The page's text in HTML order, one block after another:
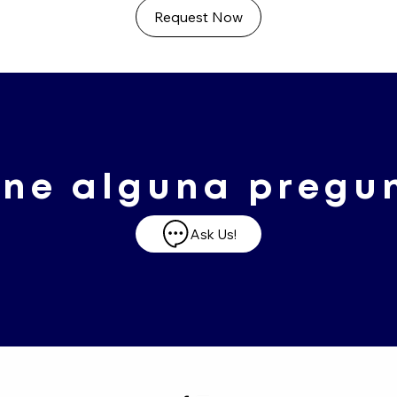
Request Now
alguna
Ask Us!